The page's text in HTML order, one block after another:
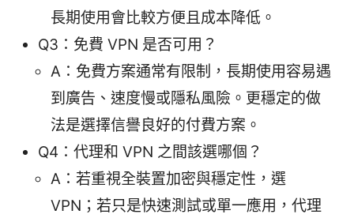
長期使用會比較方便且成本降低。
Q3：免費 VPN 是否可用？
A：免費方案通常有限制，長期使用容易遇
到廣告、速度慢或隱私風險。更穩定的做
法是選擇信譽良好的付費方案。
Q4：代理和 VPN 之間該選哪個？
A：若重視全裝置加密與穩定性，選
VPN；若只是快速測試或單一應用，代理